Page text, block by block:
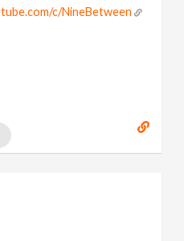
c/NineBetween